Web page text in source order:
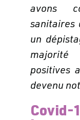
avons
sanitaires
un
majorité
positives
devenu
Covid-